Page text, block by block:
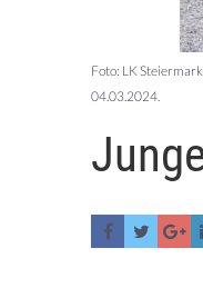
Foto: LK
04.03.2024.